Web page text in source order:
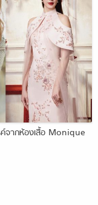
จากห้องเสื้อ Monique